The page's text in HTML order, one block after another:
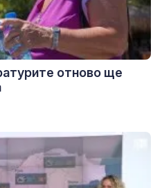
отново ще